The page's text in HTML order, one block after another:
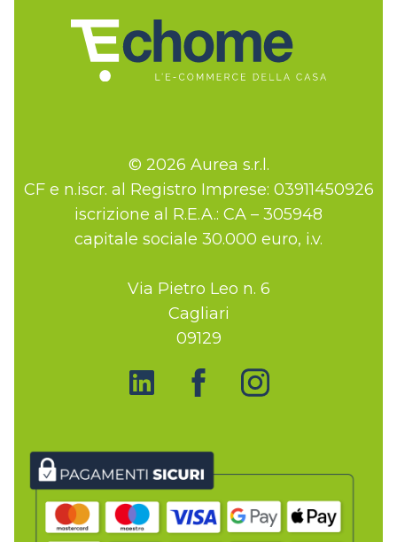
© 2026 Aurea s.r.l.
CF e n.iscr. al Registro Imprese: 03911450926
iscrizione al R.E.A.: CA – 305948
capitale sociale 30.000 euro, i.v.
Via Pietro Leo n. 6
Cagliari
09129